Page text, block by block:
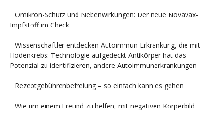
Omikron-Schutz und Nebenwirkungen: Der neue Novavax-
Impfstoff im Check
Wissenschaftler entdecken Autoimmun-Erkrankung, die mit
Hodenkrebs: Technologie aufgedeckt Antikörper hat das
Potenzial zu identifizieren, andere Autoimmunerkrankungen
Rezeptgebührenbefreiung – so einfach kann es gehen
Wie um einem Freund zu helfen, mit negativen Körperbild